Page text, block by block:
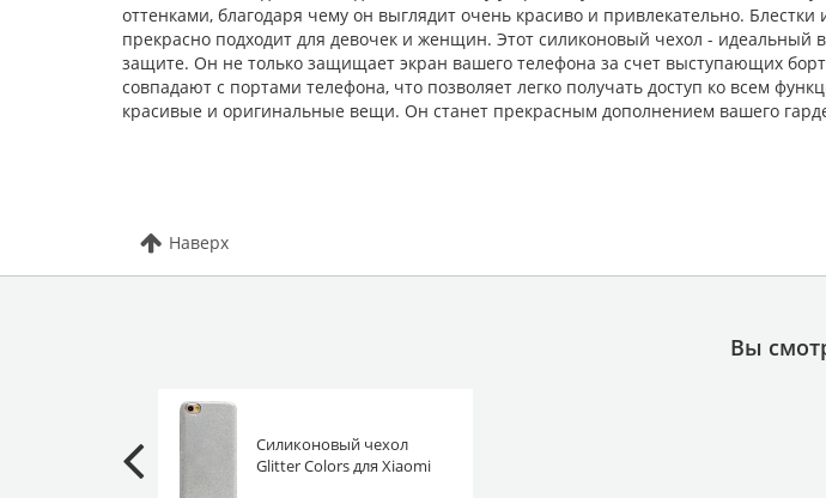
оттенками, благодаря чему он выглядит очень красиво и привлекательно.
прекрасно подходит для девочек и женщин. Этот силиконовый чехол - идеальный
защите. Он не только защищает экран вашего телефона за счет выступающих
совпадают с портами телефона, что позволяет легко получать доступ ко всем
красивые и оригинальные вещи. Он станет прекрасным дополнением вашего
Наверх
Вы
Силиконовый чехол
Glitter Colors для Xiaomi